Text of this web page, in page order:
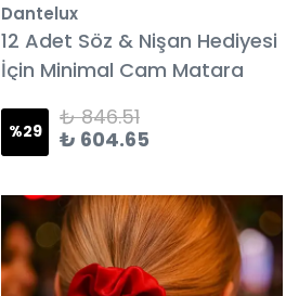
Dantelux
12 Adet Söz & Nişan Hediyesi
İçin Minimal Cam Matara
%29
₺ 846.51
₺ 604.65